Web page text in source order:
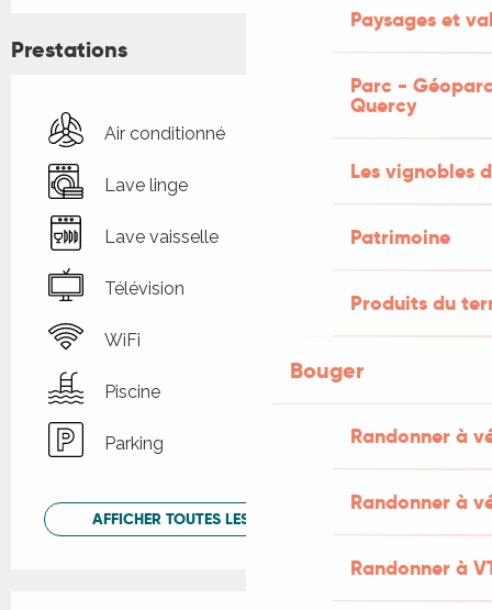
Paysages et
Parc -
Quercy
Les vignobles
Patrimoine
Produits du
Bouger
Randonner à
Randonner à
Randonner à
Prestations
Air conditionné
Lave linge
Lave vaisselle
Télévision
WiFi
Piscine
Parking
AFFICHER TOUTES LES PRESTATIONS